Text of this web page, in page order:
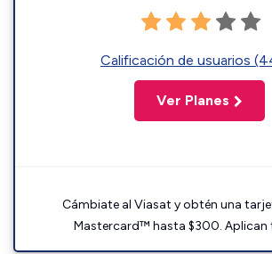
Calificación de usuarios
Ver Planes
Cámbiate al Viasat y obtén una
Mastercard™ hasta $300. Aplican